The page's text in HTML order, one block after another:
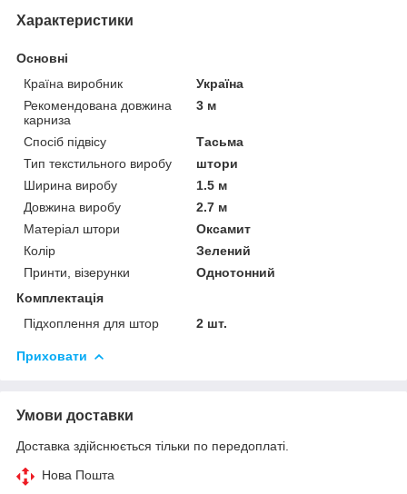
Характеристики
Основні
Країна виробник
Україна
Рекомендована довжина
карниза
3 м
Спосіб підвісу
Тасьма
Тип текстильного виробу
штори
Ширина виробу
1.5 м
Довжина виробу
2.7 м
Матеріал штори
Оксамит
Колір
Зелений
Принти, візерунки
Однотонний
Комплектація
Підхоплення для штор
2 шт.
Приховати
Умови доставки
Доставка здійснюється тільки по передоплаті.
Нова Пошта